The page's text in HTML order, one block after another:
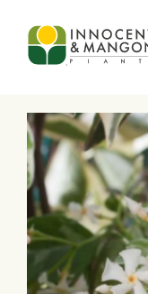
Skip to main content